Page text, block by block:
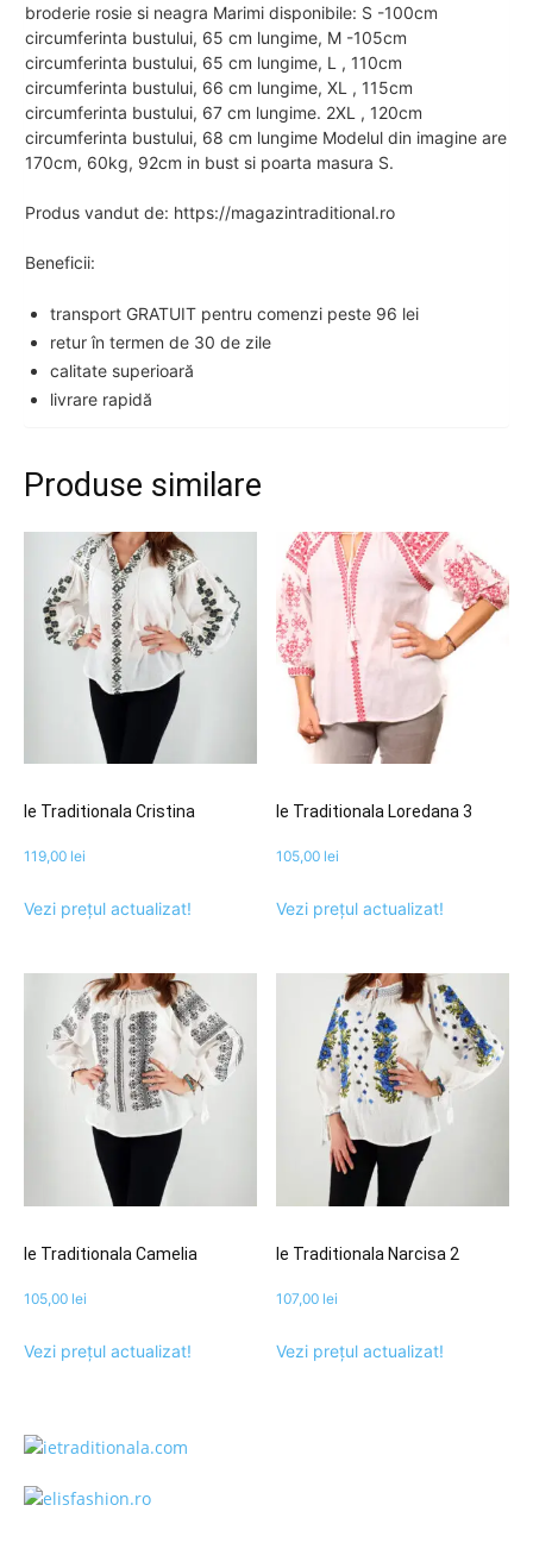
broderie rosie si neagra Marimi disponibile: S -100cm
circumferinta bustului, 65 cm lungime, M -105cm
circumferinta bustului, 65 cm lungime, L , 110cm
circumferinta bustului, 66 cm lungime, XL , 115cm
circumferinta bustului, 67 cm lungime. 2XL , 120cm
circumferinta bustului, 68 cm lungime Modelul din imagine are
170cm, 60kg, 92cm in bust si poarta masura S.
Produs vandut de: https://magazintraditional.ro
Beneficii:
transport GRATUIT pentru comenzi peste 96 lei
retur în termen de 30 de zile
calitate superioară
livrare rapidă
Produse similare
Ie Traditionala Cristina
119,00 lei
Vezi prețul actualizat!
Ie Traditionala Loredana 3
105,00 lei
Vezi prețul actualizat!
Ie Traditionala Camelia
105,00 lei
Vezi prețul actualizat!
Ie Traditionala Narcisa 2
107,00 lei
Vezi prețul actualizat!